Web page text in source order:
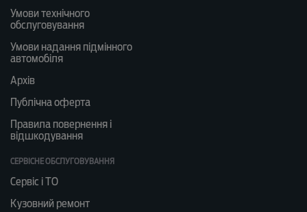
Умови технічного
обслуговування
Умови надання підмінного
автомобіля
Архів
Публічна оферта
Правила повернення і
відшкодування
СЕРВІСНЕ ОБСЛУГОВУВАННЯ
Сервіс і ТО
Кузовний ремонт